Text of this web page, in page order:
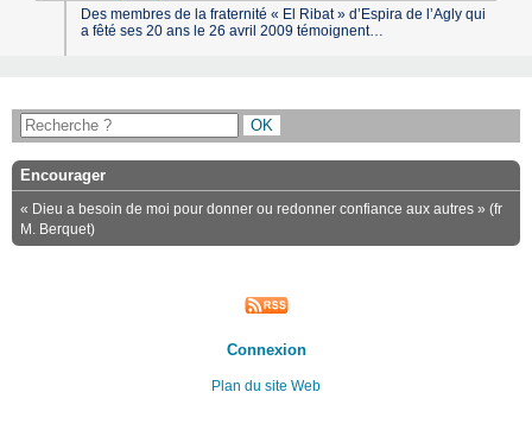
Des membres de la fraternité « El Ribat » d’Espira de l’Agly qui
a fêté ses 20 ans le 26 avril 2009 témoignent…
Encourager
« Dieu a besoin de moi pour donner ou redonner confiance aux autres » (fr
M. Berquet)
Connexion
Plan du site Web